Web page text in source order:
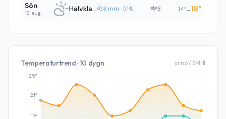
Sön
16 aug. Halvklart 3 mm · 51% 3 14°→18°
Temperaturtrend · 10 dygn yr.no / SMHI
17°
21°
25°